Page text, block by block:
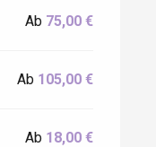
Ab 75,00 €
Ab 105,00 €
Ab 18,00 €